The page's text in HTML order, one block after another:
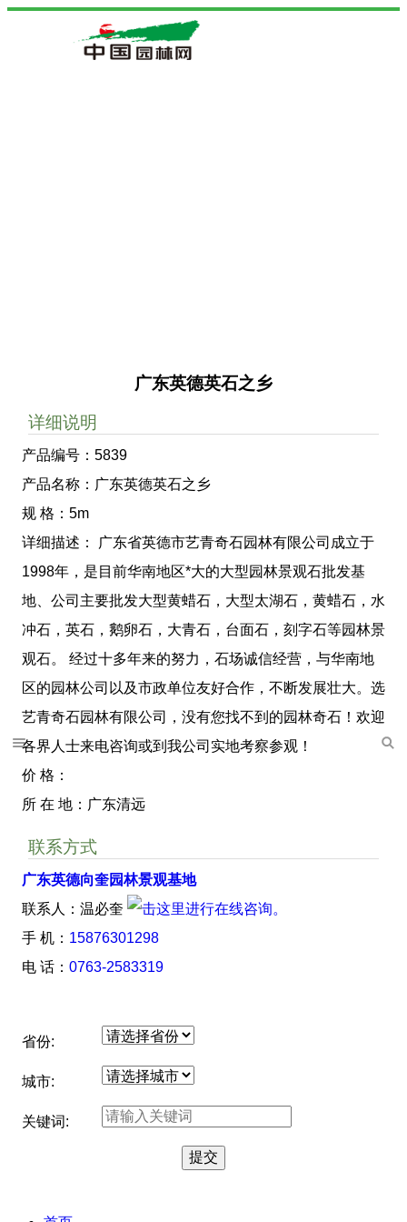
广东英德英石之乡
详细说明
产品编号：5839
产品名称：广东英德英石之乡
规 格：5m
详细描述： 广东省英德市艺青奇石园林有限公司成立于
1998年，是目前华南地区*大的大型园林景观石批发基
地、公司主要批发大型黄蜡石，大型太湖石，黄蜡石，水
冲石，英石，鹅卵石，大青石，台面石，刻字石等园林景
观石。 经过十多年来的努力，石场诚信经营，与华南地
区的园林公司以及市政单位友好合作，不断发展壮大。选
艺青奇石园林有限公司，没有您找不到的园林奇石！欢迎
各界人士来电咨询或到我公司实地考察参观！
价 格：
所 在 地：广东清远
联系方式
广东英德向奎园林景观基地
联系人：温必奎
手 机： 15876301298
电 话： 0763-2583319
省份:
城市:
关键词: